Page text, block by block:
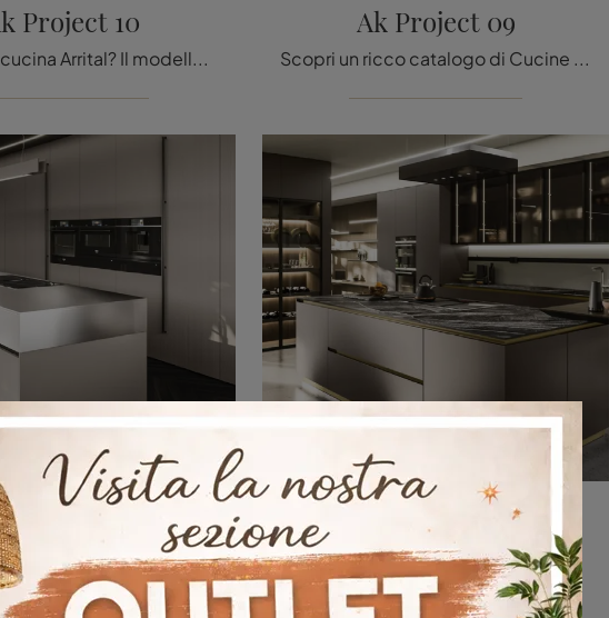
Project 10
Cerchi una cucina Arrital? Il modello Ak Project 10 in laccato opaco ti sta aspettando nel nostro negozio di Cucine Design in linea.
Ak Project 09
Scopri un ricco catalogo di Cucine Design con isola: la cucina Ak Project 09 Arrital è oggi disponibile in legno!
Project 07
Se desideri una nuova cucina, clicca e ottieni informazioni sul modello Ak Project 07 Arrital.
Ak Project 06
Cerchi una cucina Arrital? Il modello Ak Project 06 in laccato opaco ti attende nel nostro negozio di Cucine Design con penisola.